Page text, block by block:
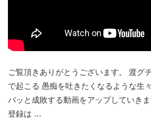
ご覧頂きありがとうございます。 渡グ
で起こる 愚痴を吐きたくなるような生
バッと成敗する動画をアップしていき
登録は …